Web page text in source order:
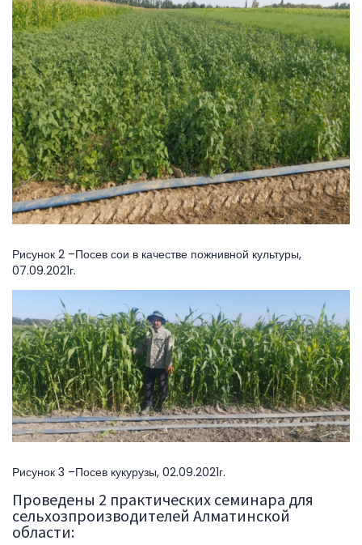
Рисунок 2 –Посев сои в качестве пожнивной культуры,
07.09.2021г.
Рисунок 3 –Посев кукурузы, 02.09.2021г.
Проведены 2 практических семинара для
сельхозпроизводителей Алматинской
области: